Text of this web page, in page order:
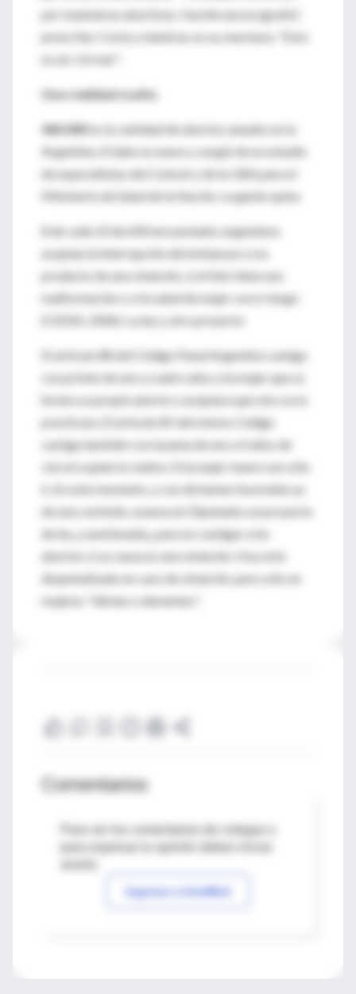
por maniobras abortivas. Hacéle una ecografía",
prescribe. Corta y mientras se va, murmura: "Esto
es así. Un mar".
Una realidad oculta
460.000es la cantidad de abortos anuales en la
Argentina. El dato es nuevo y surgió de un estudio
de especialistas del Conicet y de la UBA para el
Ministerio de Salud de la Nación. La gente opina
8 de cada 10 de 600 encuestados argentinos
aceptan la interrupción del embarazo si es
producto de una violación, si el feto tiene una
malformación o si la salud de mujer corre riesgo
(CEDES, 2006). La ley y otro proyecto
El artículo 88 del Código Penal Argentino castiga
con prisión de uno a cuatro años a la mujer que se
hiciera su propio aborto o aceptara que otro se lo
practicara. El artículo 85 del mismo Código
castiga también con la pena de uno a 4 años de
cárcel a quien lo realice. Si la mujer muere son sólo
6. En este momento, y con dictamen favorable ya
de una comisión, avanza en Diputados un proyecto
de ley ¿cuestionado¿ para no castigar a los
abortos si su causa es una violación. Hoy está
despenalizado en caso de violación, pero sólo en
mujeres "idiotas o dementes".
Comentarios
Para ver los comentarios de colegas o
Ingresar a IntraMed